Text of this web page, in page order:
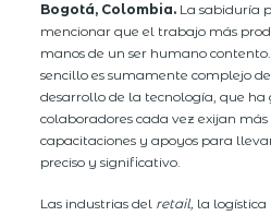
Bogotá, Colombia. La sabiduría
mencionar que el trabajo más
manos de un ser humano
sencillo es sumamente complejo
desarrollo de la tecnología, que ha
colaboradores cada vez exijan
capacitaciones y apoyos para
preciso y significativo.
Las industrias del retail, la